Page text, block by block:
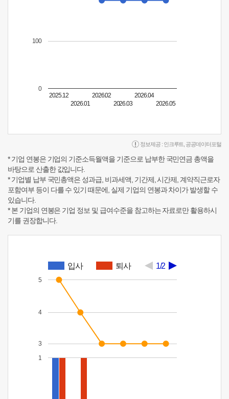
2025.12
2026.01
2026.02
2026.03
2026.04
2026.05
0
100
정보제공 : 인크루트 공공데이터포털
* 기업 연봉은 기업의 기준소득월액을 기준으로 납부한 국민연금 총액을
바탕으로 산출한 값입니다.
* 기업별 납부 국민총액은 성과급, 비과세액, 기간제, 시간제, 계약직근로자
포함여부 등이 다를 수 있기 때문에, 실제 기업의 연봉과 차이가 발생할 수
있습니다.
* 본 기업의 연봉은 기업 정보 및 급여수준을 참고하는 자료로만 활용하시
기를 권장합니다.
입사 퇴사 1/2
1
3
4
5